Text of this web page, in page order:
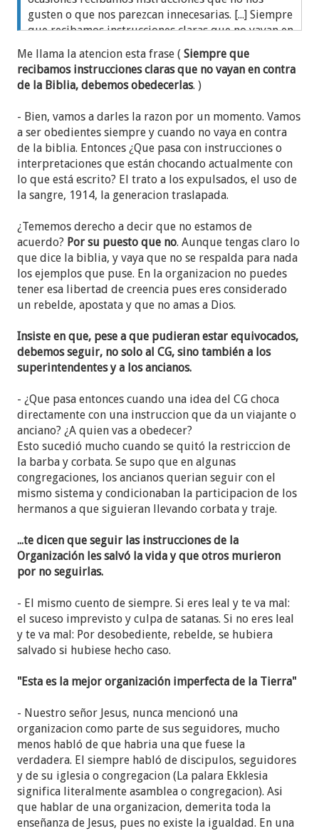
gusten o que nos parezcan innecesarias. [...] Siempre
que recibamos instrucciones claras que no vayan en
contra de la Biblia, debemos obedecerlas. Quizás
Jehová está moviendo los asuntos por alguna razón.
Y, aunque no sea así,Jehová nos bendecirá por ser
leales". O una absurda frase de que "
mejor organización imperfecta de la Tierra
". Insiste
en que, pese a que pudieran estar equivocados,
debemos seguir, no solo al CG, sino también a los
superintendentes y a los ancianos. ¡Plop!
A continuación nos presenta una entrevista dos
hermanos del Congo que afirman haber vivido casi
en carne propia lo representado en el video
camino en manos de Jehová". Obviamente, te dicen
que seguir las instrucciones de la Organización les
salvó la vida y que otros murieron por no seguirlas.
El mensaje se repite: "sigue las instrucciones
aunque no las entiendas".
Por último, la adoración matutina vuelve a cargar
con la misma cantaleta: confiar plenamente en
Jehová es confiar en los hombres que él usa, o sea,
el Cuerpo Gobernante. Usa el relato de Josué 9
sobre el ungimiento de Jehú para resaltar cómo
aquellos hombres confiaron aunque no sabían
todos los detalles.
A esto se suma el discurso de la reunión de entre
semana, "Jehová merece que le obedezcamos",
donde se usa el ejemplo de Jeremías que fue dos
veces al Eúfrates sin entender lo que estaba
haciendo, para recalcar que debemos ser
obedientes
aunque no entendamos por qué
recibimos ciertas instrucciones.
Por si fuera poco, el deplorable video "Jonathan
Smith: Seamos fieles hasta en lo mínimo (Luc.
16:10)" que salió hace unos días, resalta lo mismo:
"Puede que a veces nos resulte difícil seguir la guía
de Jehová, sobre todo cuando nos llega a través de
hombres imperfectos". El consejo es el mismo:
obedecer sin rechistar,
aunque se metan en asuntos
que nosotros creemos que no les incumbe, aunque
nos digan lo que podemos o no comer, aunque las
instrucciones parezcan ponernos en peligro.
¿A algún Testigo no le hará ruido en su adormilado
cerebro lo sospechoso que suenta tanta repetición
y la estúpidez que implica? Quiero pensar que sí.
Por otro lado ¿será esto alguna preparación para
soltar algún otro nuevo cambio difícil de masticar?
Me llama la atencion esta frase ( Siempre que
recibamos instrucciones claras que no vayan en contra
de la Biblia, debemos obedecerlas. )
- Bien, vamos a darles la razon por un momento. Vamos
a ser obedientes siempre y cuando no vaya en contra
de la biblia. Entonces ¿Que pasa con instrucciones o
interpretaciones que están chocando actualmente con
lo que está escrito? El trato a los expulsados, el uso de
la sangre, 1914, la generacion traslapada.
¿Tememos derecho a decir que no estamos de
acuerdo? Por su puesto que no. Aunque tengas claro lo
que dice la biblia, y vaya que no se respalda para nada
los ejemplos que puse. En la organizacion no puedes
tener esa libertad de creencia pues eres considerado
un rebelde, apostata y que no amas a Dios.
Insiste en que, pese a que pudieran estar equivocados,
debemos seguir, no solo al CG, sino también a los
superintendentes y a los ancianos.
- ¿Que pasa entonces cuando una idea del CG choca
directamente con una instruccion que da un viajante o
anciano? ¿A quien vas a obedecer?
Esto sucedió mucho cuando se quitó la restriccion de
la barba y corbata. Se supo que en algunas
congregaciones, los ancianos querian seguir con el
mismo sistema y condicionaban la participacion de los
hermanos a que siguieran llevando corbata y traje.
...te dicen que seguir las instrucciones de la
Organización les salvó la vida y que otros murieron
por no seguirlas.
- El mismo cuento de siempre. Si eres leal y te va mal:
el suceso imprevisto y culpa de satanas. Si no eres leal
y te va mal: Por desobediente, rebelde, se hubiera
salvado si hubiese hecho caso.
"Esta es la mejor organización imperfecta de la Tierra"
- Nuestro señor Jesus, nunca mencionó una
organizacion como parte de sus seguidores, mucho
menos habló de que habria una que fuese la
verdadera. El siempre habló de discipulos, seguidores
y de su iglesia o congregacion (La palara Ekklesia
significa literalmente asamblea o congregacion). Asi
que hablar de una organizacion, demerita toda la
enseñanza de Jesus, pues no existe la igualdad. En una